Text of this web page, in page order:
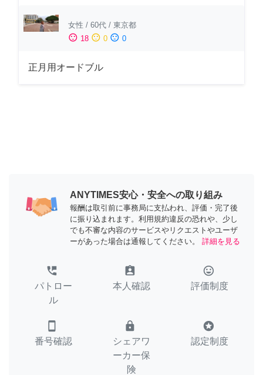
女性 / 60代 / 東京都
sentiment_satisfied 18 sentiment_neutral 0 sentiment_dissatisfied 0
正月用オードブル
ANYTIMES安心・安全への取り組み
報酬は取引前に事務局に支払われ、評価・完了後
に振り込まれます。利用規約違反の恐れや、少し
でも不審な内容のサービスやリクエストやユーザ
ーがあった場合は通報してください。
詳細を見る
perm_phone_msg
パトロー
ル
assignment_ind
本人確認
tag_faces
評価制度
smartphone
番号確認
lock
シェアワ
ーカー保
険
stars
認定制度